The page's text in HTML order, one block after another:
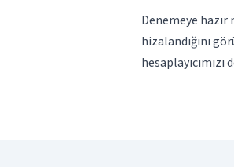
Denemeye hazır
hizalandığını